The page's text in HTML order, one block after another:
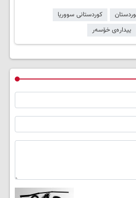
کوردستانی سووریا
ییدارەی خۆسەر